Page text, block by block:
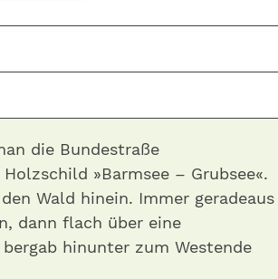
die Bundestraße
» Barmsee – Grubsee«.
Wald hinein. Immer geradeaus
dann flach über eine
hinunter zum Westende